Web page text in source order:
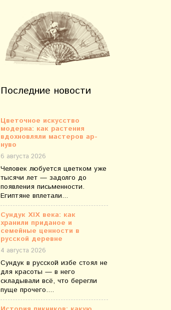
Последние новости
Цветочное искусство
модерна: как растения
вдохновляли мастеров ар-
нуво
6 августа 2026
Человек любуется цветком уже
тысячи лет — задолго до
появления письменности.
Египтяне вплетали...
Сундук XIX века: как
хранили приданое и
семейные ценности в
русской деревне
4 августа 2026
Сундук в русской избе стоял не
для красоты — в него
складывали всё, что берегли
пуще прочего....